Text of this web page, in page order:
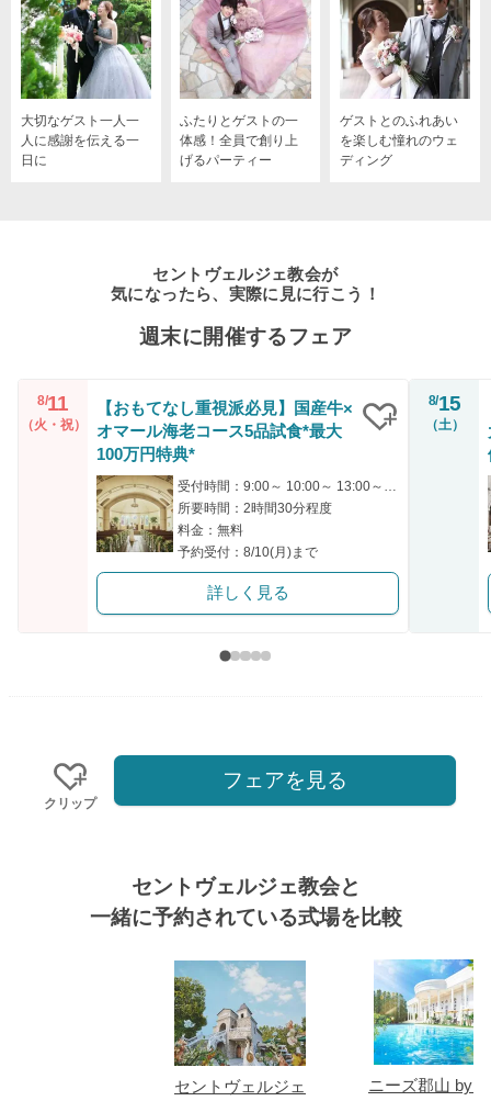
大切なゲスト一人一
人に感謝を伝える一
日に
ふたりとゲストの一
体感！全員で創り上
げるパーティー
ゲストとのふれあい
を楽しむ憧れのウェ
ディング
セントヴェルジェ教会が
気になったら、実際に見に行こう！
週末に開催するフェア
8/11
（火・祝）
【おもてなし重視派必見】国産牛×
オマール海老コース5品試食*最大
100万円特典*
受付時間：9:00～ 10:00～ 13:00～ 15:00～ 17:00～
所要時間：2時間30分程度
料金：無料
予約受付：8/10(月)まで
詳しく見る
8/15
（土）
クリップ
フェアを見る
セントヴェルジェ教会と
一緒に予約されている式場を比較
セントヴェルジェ
ニーズ郡山 by